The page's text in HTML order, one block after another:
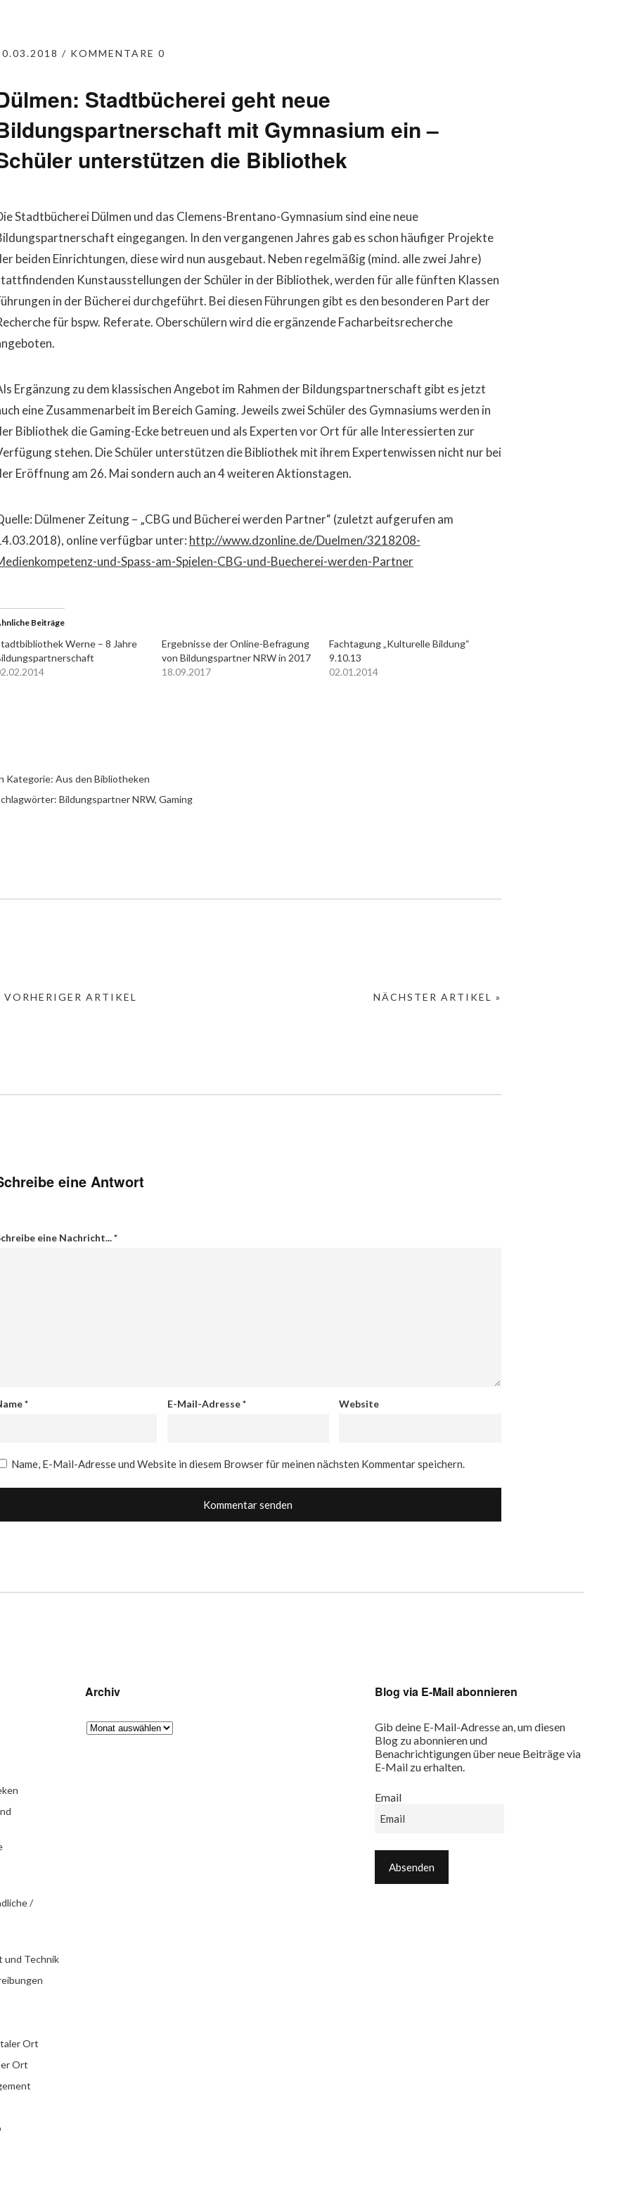
KOMMENTARE 0
Stadtbücherei geht neue
mit Gymnasium ein –
unterstützen die Bibliothek
Stadtbücherei Dülmen und das Clemens-Brentano-Gymnasium sind eine neue
eingegangen. In den vergangenen Jahres gab es schon häufiger Projekte
beiden Einrichtungen, diese wird nun ausgebaut. Neben regelmäßig (mind. alle zwei Jahre)
Kunstausstellungen der Schüler in der Bibliothek, werden für alle fünften Klassen
in der Bücherei durchgeführt. Bei diesen Führungen gibt es den besonderen Part der
für bspw. Referate. Oberschülern wird die ergänzende Facharbeitsrecherche
Ergänzung zu dem klassischen Angebot im Rahmen der Bildungspartnerschaft gibt es jetzt
eine Zusammenarbeit im Bereich Gaming. Jeweils zwei Schüler des Gymnasiums werden in
Bibliothek die Gaming-Ecke betreuen und als Experten vor Ort für alle Interessierten zur
stehen. Die Schüler unterstützen die Bibliothek mit ihrem Expertenwissen nicht nur bei
Eröffnung am 26. Mai sondern auch an 4 weiteren Aktionstagen.
Dülmener Zeitung – „CBG und Bücherei werden Partner“ (zuletzt aufgerufen am
online verfügbar unter: http://www.dzonline.de/Duelmen/3218208-
und-Spass-am-Spielen-CBG-und-Buecherei-werden-Partner
Beiträge
Werne – 8 Jahre
Ergebnisse der Online-Befragung
von Bildungspartner NRW in 2017
18.09.2017
Fachtagung „Kulturelle Bildung“
9.10.13
02.01.2014
Kategorie: Aus den Bibliotheken
Bildungspartner NRW, Gaming
NÄCHSTER ARTIKEL »
VORHERIGER ARTIKEL
eine Antwort
eine Nachricht...*
* E-Mail-Adresse* Website
Name, E-Mail-Adresse und Website in diesem Browser für meinen nächsten Kommentar speichern.
/
und Technik
Ort
Ort
Archiv Blog via E-Mail abonnieren
Gib deine E-Mail-Adresse an, um diesen
Blog zu abonnieren und
Benachrichtigungen über neue Beiträge via
E-Mail zu erhalten.
Email